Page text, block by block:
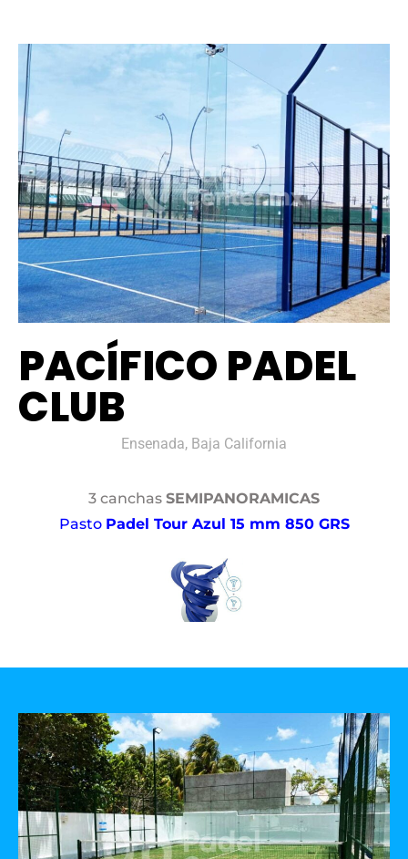
PACÍFICO PADEL
CLUB
Ensenada, Baja California
3 canchas SEMIPANORAMICAS
Pasto Padel Tour Azul 15 mm 850 GRS